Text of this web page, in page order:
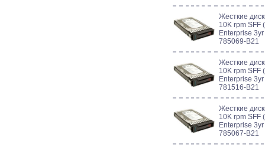
Жесткие
10K rpm SFF
Enterprise
785069-B21
Жесткие
10K rpm SFF
Enterprise
781516-B21
Жесткие
10K rpm SFF
Enterprise
785067-B21